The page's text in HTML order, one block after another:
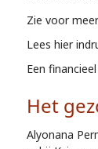
Zie voor
Lees hier
Een
Het
Alyonana